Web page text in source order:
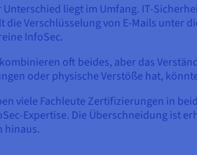
liegt im Umfang. IT-
die Verschlüsselung von E-Mails unter
InfoSec.
oft beides, aber das
oder physische Verstöße hat,
viele Fachleute Zertifizierungen in
Expertise. Die Überschneidung ist
hinaus.